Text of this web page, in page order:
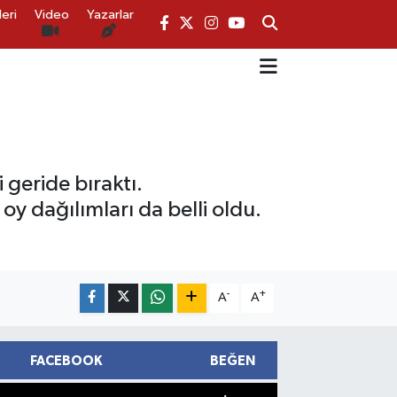
Video Yazarlar
bıraktı.
dağılımları da belli oldu.
A- A+
FACEBOOK BEĞEN